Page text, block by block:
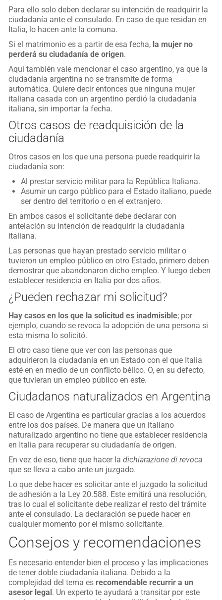
Para ello solo deben declarar su intención de readquirir la
ciudadanía ante el consulado. En caso de que residan en
Italia, lo hacen ante la comuna.
Si el matrimonio es a partir de esa fecha, la mujer no
perderá su ciudadanía de origen.
Aquí también vale mencionar el caso argentino, ya que la
ciudadanía argentina no se transmite de forma
automática. Quiere decir entonces que ninguna mujer
italiana casada con un argentino perdió la ciudadanía
italiana, sin importar la fecha.
Otros casos de readquisición de la
ciudadanía
Otros casos en los que una persona puede readquirir la
ciudadanía son:
Al prestar servicio militar para la República Italiana.
Asumir un cargo público para el Estado italiano, puede
ser dentro del territorio o en el extranjero.
En ambos casos el solicitante debe declarar con
antelación su intención de readquirir la ciudadanía
italiana.
Las personas que hayan prestado servicio militar o
tuvieron un empleo público en otro Estado, primero deben
demostrar que abandonaron dicho empleo. Y luego deben
establecer residencia en Italia por dos años.
¿Pueden rechazar mi solicitud?
Hay casos en los que la solicitud es inadmisible; por
ejemplo, cuando se revoca la adopción de una persona si
esta misma lo solicitó.
El otro caso tiene que ver con las personas que
adquirieron la ciudadanía en un Estado con el que Italia
esté en en medio de un conflicto bélico. O, en su defecto,
que tuvieran un empleo público en este.
Ciudadanos naturalizados en Argentina
El caso de Argentina es particular gracias a los acuerdos
entre los dos países. De manera que un italiano
naturalizado argentino no tiene que establecer residencia
en Italia para recuperar su ciudadanía de origen.
En vez de eso, tiene que hacer ladichiarazione di revoca
que se lleva a cabo ante un juzgado.
Lo que debe hacer es solicitar ante el juzgado la solicitud
de adhesión a la Ley 20.588. Este emitirá una resolución,
tras lo cual el solicitante debe realizar el resto del trámite
ante el consulado. La declaración se puede hacer en
cualquier momento por el mismo solicitante.
Consejos y recomendaciones
Es necesario entender bien el proceso y las implicaciones
de tener doble ciudadanía italiana. Debido a la
complejidad del tema es recomendable recurrir a un
asesor legal. Un experto te ayudará a transitar por este